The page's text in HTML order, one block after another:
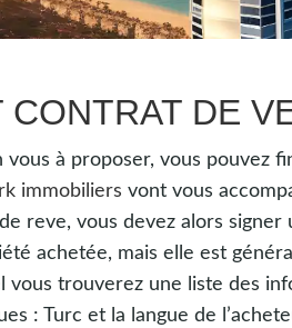
CONTRAT DE
à proposer, vous
immobiliers vont vous
reve, vous devez alors
achetée, mais elle est
trouverez une liste des
: Turc et la langue de